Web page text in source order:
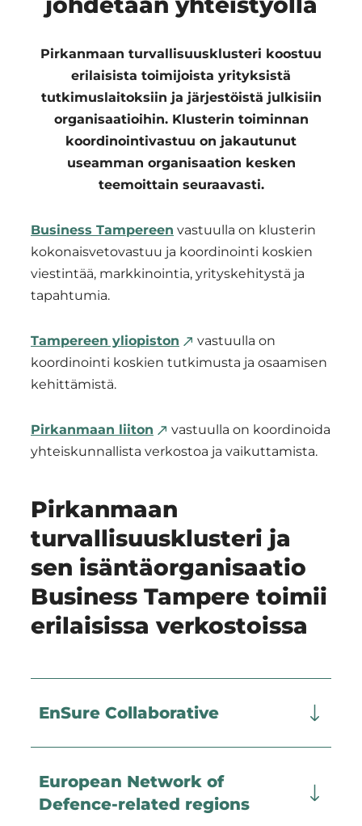
Pirkanmaan turvallisuusklusteri koostuu
erilaisista toimijoista yrityksistä
tutkimuslaitoksiin ja järjestöistä julkisiin
organisaatioihin. Klusterin toiminnan
koordinointivastuu on jakautunut
useamman organisaation kesken
teemoittain seuraavasti.
Business Tampereen vastuulla on klusterin
kokonaisvetovastuu ja koordinointi koskien
viestintää, markkinointia, yrityskehitystä ja
tapahtumia.
Tampereen yliopiston
vastuulla on
koordinointi koskien tutkimusta ja osaamisen
kehittämistä.
Pirkanmaan liiton
vastuulla on koordinoida
yhteiskunnallista verkostoa ja vaikuttamista.
Pirkanmaan
turvallisuusklusteri ja
sen isäntäorganisaatio
Business Tampere toimii
erilaisissa verkostoissa
EnSure Collaborative
European Network of
Defence-related regions